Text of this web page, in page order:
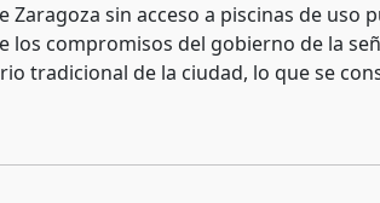
sin acceso a piscinas de uso
compromisos del gobierno de la
tradicional de la ciudad, lo que se